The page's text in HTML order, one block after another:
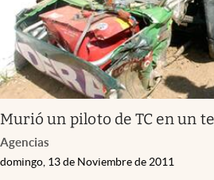
Murió un piloto de TC en un
Agencias
domingo, 13 de Noviembre de 2011